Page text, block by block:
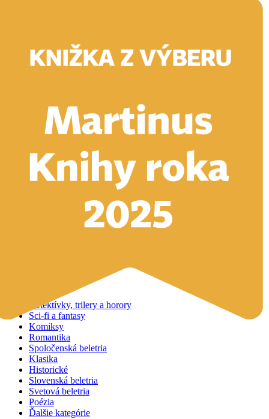
Vyhľadávanie
Vyhľadávanie
Detektívky, trilery a horory
Sci-fi a fantasy
Komiksy
Romantika
Spoločenská beletria
Klasika
Historické
Slovenská beletria
Svetová beletria
Poézia
Ďalšie kategórie